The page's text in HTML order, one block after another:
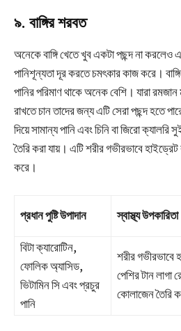
৯. বাঙ্গির শরবত
অনেকে বাঙ্গি খেতে খুব একটা পছন্দ না করলেও
পানিশূন্যতা দূর করতে চমৎকার কাজ করে।
পানির পরিমাণ থাকে অনেক বেশি। যারা
রাখতে চান তাদের জন্য এটি সেরা পছন্দ হতে
দিয়ে সামান্য পানি এবং চিনি বা জিরো ক্যালরি
তৈরি করা যায়। এটি শরীর গভীরভাবে
করে।
প্রধান পুষ্টি উপাদান স্বাস্থ্য উপকারিতা
বিটা ক্যারোটিন,
ফোলিক অ্যাসিড,
ভিটামিন সি এবং প্রচুর
পানি
শরীর গভীরভাবে
পেশির টান লাগা
কোলাজেন তৈরি